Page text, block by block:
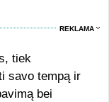
REKLAMA
tiek
savo tempą ir
bei